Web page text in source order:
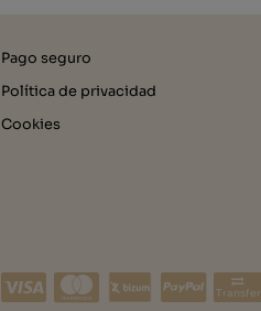
Pago seguro
Política de privacidad
Cookies
Transfer